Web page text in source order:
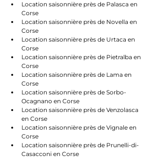
Location saisonnière près de Palasca en
Corse
Location saisonnière près de Novella en
Corse
Location saisonnière près de Urtaca en
Corse
Location saisonnière près de Pietralba en
Corse
Location saisonnière près de Lama en
Corse
Location saisonnière près de Sorbo-
Ocagnano en Corse
Location saisonnière près de Venzolasca
en Corse
Location saisonnière près de Vignale en
Corse
Location saisonnière près de Prunelli-di-
Casacconi en Corse